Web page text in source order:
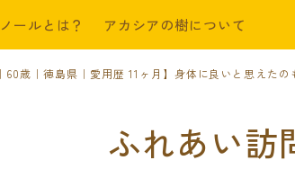
ールとは？ アカシアの樹について
60歳｜徳島県｜愛用歴 11ヶ月】身体に良いと思えた
ふれあい訪